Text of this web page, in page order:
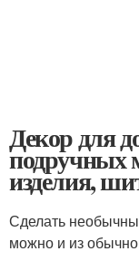
Декор для
подручных
изделия,
Сделать
можно и из